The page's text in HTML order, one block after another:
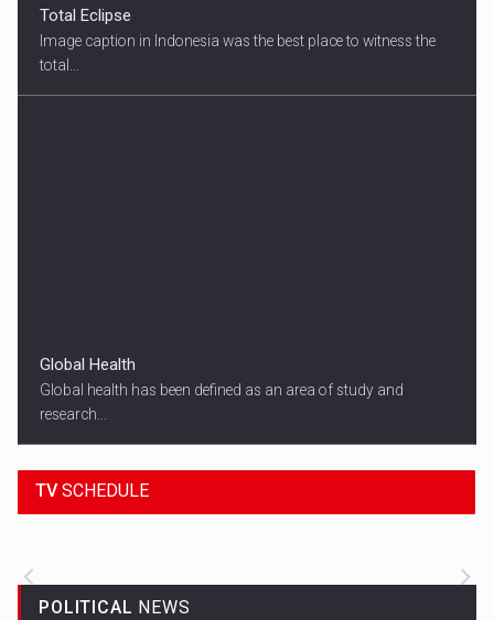
Total Eclipse
Image caption in Indonesia was the best place to witness the
total...
Global Health
Global health has been defined as an area of study and
research...
TV SCHEDULE
18:45
ALL THE LATEST SPORTS NEWS FROM
POLITICAL NEWS